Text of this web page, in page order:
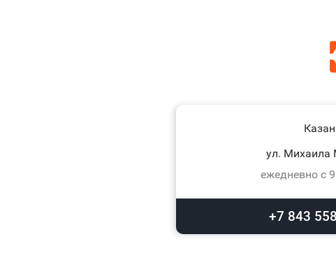
ул. Михаила
ежедневно с
+7 843